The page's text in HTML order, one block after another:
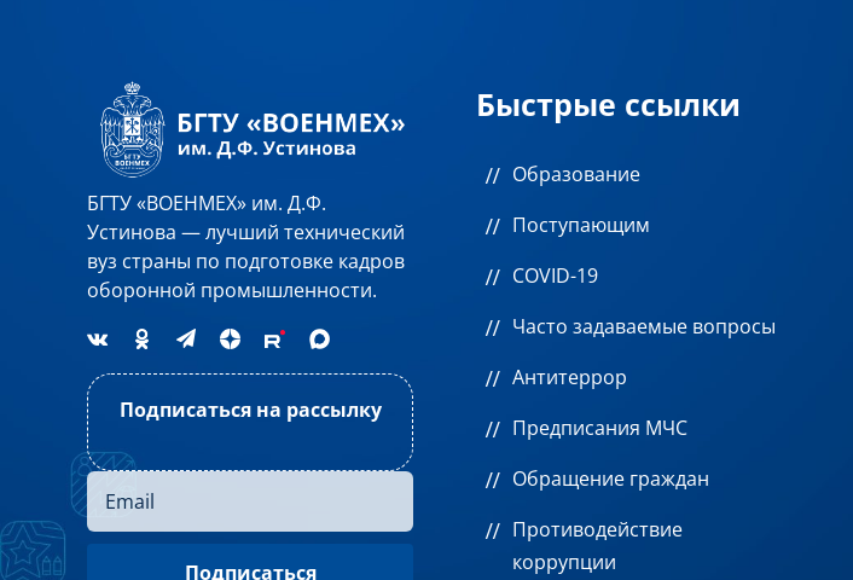
БГТУ «ВОЕНМЕХ» им. Д.Ф.
Устинова — лучший технический
вуз страны по подготовке кадров
оборонной промышленности.
Подписаться на рассылку
Быстрые ссылки
Образование
Поступающим
COVID-19
Часто задаваемые вопросы
Антитеррор
Предписания МЧС
Обращение граждан
Противодействие
коррупции